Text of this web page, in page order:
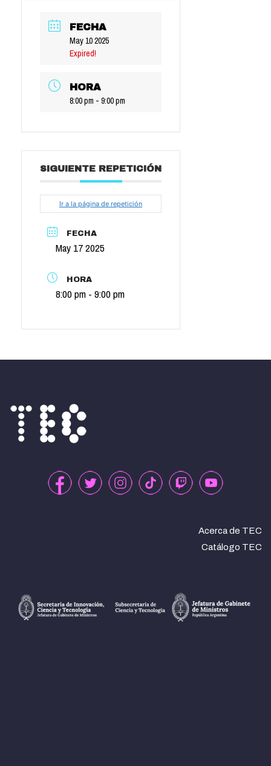
FECHA
May 10 2025
Expired!
HORA
8:00 pm - 9:00 pm
SIGUIENTE REPETICIÓN
Ir a la página de repetición
FECHA
May 17 2025
HORA
8:00 pm - 9:00 pm
Acerca de TEC
Catálogo TEC